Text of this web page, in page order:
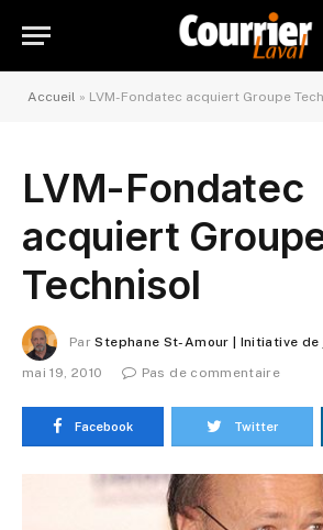
Accueil » LVM-Fondatec acquiert Groupe
LVM-Fondatec
acquiert
Technisol
Par Stephane St-Amour | Initiative
mai 19, 2010
Pas de commentaire
Facebook Twitter